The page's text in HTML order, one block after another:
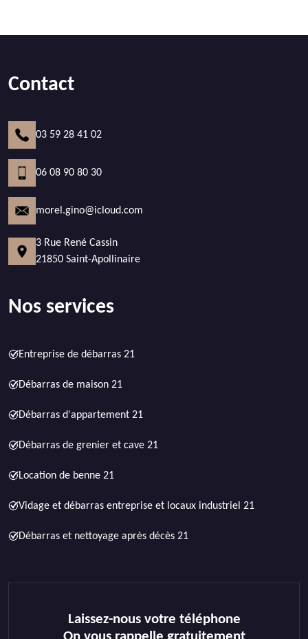
Contact
03 59 28 41 02
06 08 90 80 30
morel.gino@icloud.com
3 Rue René Cassin
21850 Saint-Apollinaire
Nos services
Entreprise de débarras 21
Débarras de maison 21
Débarras d'appartement 21
Débarras de grenier et cave 21
Location de benne 21
Vidage et débarras entreprise et locaux industriel 21
Débarras et nettoyage après décès 21
Laissez-nous votre téléphone